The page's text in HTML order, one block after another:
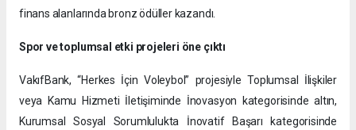
finans alanlarında bronz ödüller kazandı.
Spor ve toplumsal etki projeleri öne çıktı
VakıfBank, “Herkes İçin Voleybol” projesiyle Toplumsal İlişkiler
veya Kamu Hizmeti İletişiminde İnovasyon kategorisinde altın,
Kurumsal Sosyal Sorumlulukta İnovatif Başarı kategorisinde